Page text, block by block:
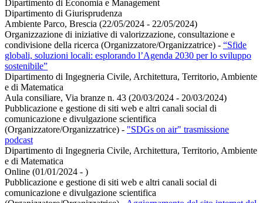
Dipartimento di Economia e Management
Dipartimento di Giurisprudenza
Ambiente Parco, Brescia (22/05/2024 - 22/05/2024)
Organizzazione di iniziative di valorizzazione, consultazione e
condivisione della ricerca (Organizzatore/Organizzatrice) - “Sfide
globali, soluzioni locali: esplorando l’Agenda 2030 per lo sviluppo
sostenibile”
Dipartimento di Ingegneria Civile, Architettura, Territorio, Ambiente
e di Matematica
Aula consiliare, Via branze n. 43 (20/03/2024 - 20/03/2024)
Pubblicazione e gestione di siti web e altri canali social di
comunicazione e divulgazione scientifica
(Organizzatore/Organizzatrice) - "SDGs on air" trasmissione
podcast
Dipartimento di Ingegneria Civile, Architettura, Territorio, Ambiente
e di Matematica
Online (01/01/2024 - )
Pubblicazione e gestione di siti web e altri canali social di
comunicazione e divulgazione scientifica